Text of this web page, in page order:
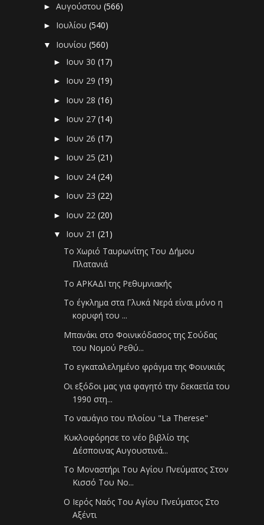
►Αυγούστου(566)
► Ιουλίου(540)
▼ Ιουνίου(560)
► Ιουν 30(17)
► Ιουν 29(19)
► Ιουν 28(16)
► Ιουν 27(14)
► Ιουν 26(17)
► Ιουν 25(21)
► Ιουν 24(24)
► Ιουν 23(22)
► Ιουν 22(20)
▼ Ιουν 21(21)
Το Χωριό Ταυρωνίτης Του Δήμου
Πλατανιά
Το ΑΡΚΑΔΙ της Ρεθυμνιακής
Το έγκλημα στα Γλυκά Νερά είναι μόνο η
κορυφή του ...
Μπανάκι στο Φοινικόδασος της Σούδας
του Νομού Ρεθύ...
Το εγκαταλελημένο φράγμα της Φοινικιάς
Οι εξόδοι μας για φαγητό την δεκαετία του
1990 στη...
Το ναυάγιο του πλοίου "La Therese"
Κυκλοφόρησε το νέο βιβλίο της
Δέσποινας Αυγουστινά...
Το Μοναστήρι Του Αγίου Πνεύματος Στον
Κισσό Του Νο...
Ο Ιερός Ναός Του Αγίου Πνεύματος Στο
Αξέντι